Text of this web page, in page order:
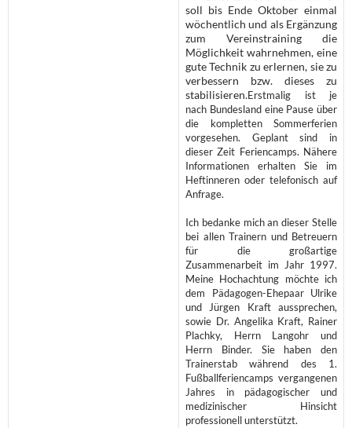
soll bis Ende Oktober einmal
wöchentlich und als Ergänzung
zum Vereinstraining die
Möglichkeit wahrnehmen, eine
gute Technik zu erlernen, sie zu
verbessern bzw. dieses zu
stabilisieren.Erstmalig ist je
nach Bundesland eine Pause über
die kompletten Sommerferien
vorgesehen. Geplant sind in
dieser Zeit Feriencamps. Nähere
Informationen erhalten Sie im
Heftinneren oder telefonisch auf
Anfrage.
Ich bedanke mich an dieser Stelle
bei allen Trainern und Betreuern
für die großartige
Zusammenarbeit im Jahr 1997.
Meine Hochachtung möchte ich
dem Pädagogen-Ehepaar Ulrike
und Jürgen Kraft aussprechen,
sowie Dr. Angelika Kraft, Rainer
Plachky, Herrn Langohr und
Herrn Binder. Sie haben den
Trainerstab während des 1.
Fußballferiencamps vergangenen
Jahres in pädagogischer und
medizinischer Hinsicht
professionell unterstützt.